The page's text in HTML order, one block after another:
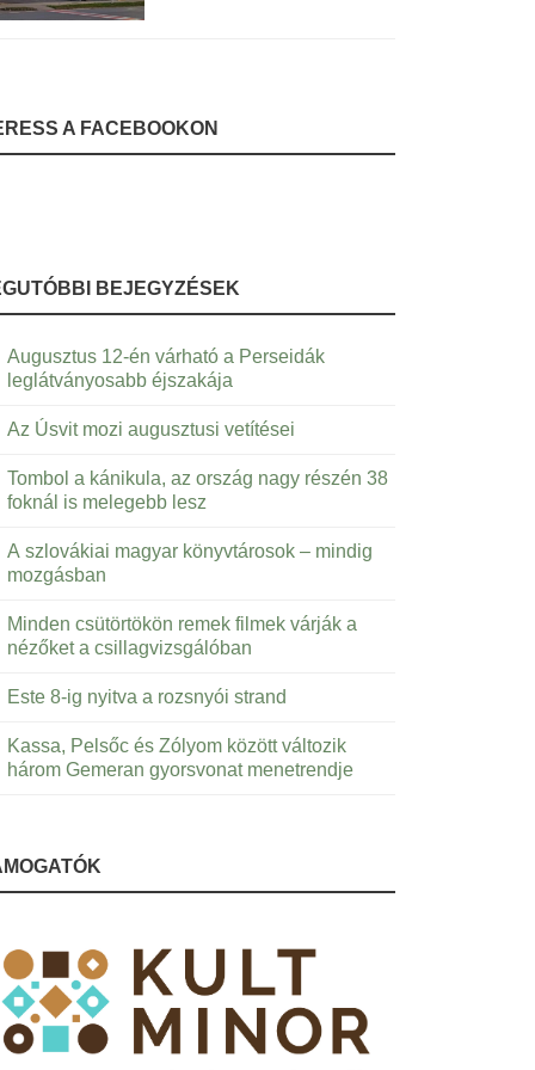
A FACEBOOKON
BEJEGYZÉSEK
Augusztus 12-én várható a Perseidák
leglátványosabb éjszakája
Az Úsvit mozi augusztusi vetítései
Tombol a kánikula, az ország nagy részén 38
foknál is melegebb lesz
A szlovákiai magyar könyvtárosok – mindig
mozgásban
Minden csütörtökön remek filmek várják a
nézőket a csillagvizsgálóban
Este 8-ig nyitva a rozsnyói strand
Kassa, Pelsőc és Zólyom között változik
három Gemeran gyorsvonat menetrendje